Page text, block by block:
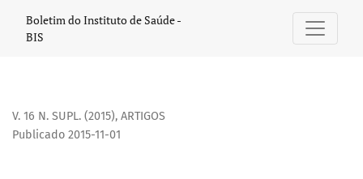
1ª Mostra de Práticas Educativas em Saúde do Distrito de
Boletim do Instituto de Saúde -
BIS
V. 16 N. SUPL. (2015), ARTIGOS
Publicado 2015-11-01